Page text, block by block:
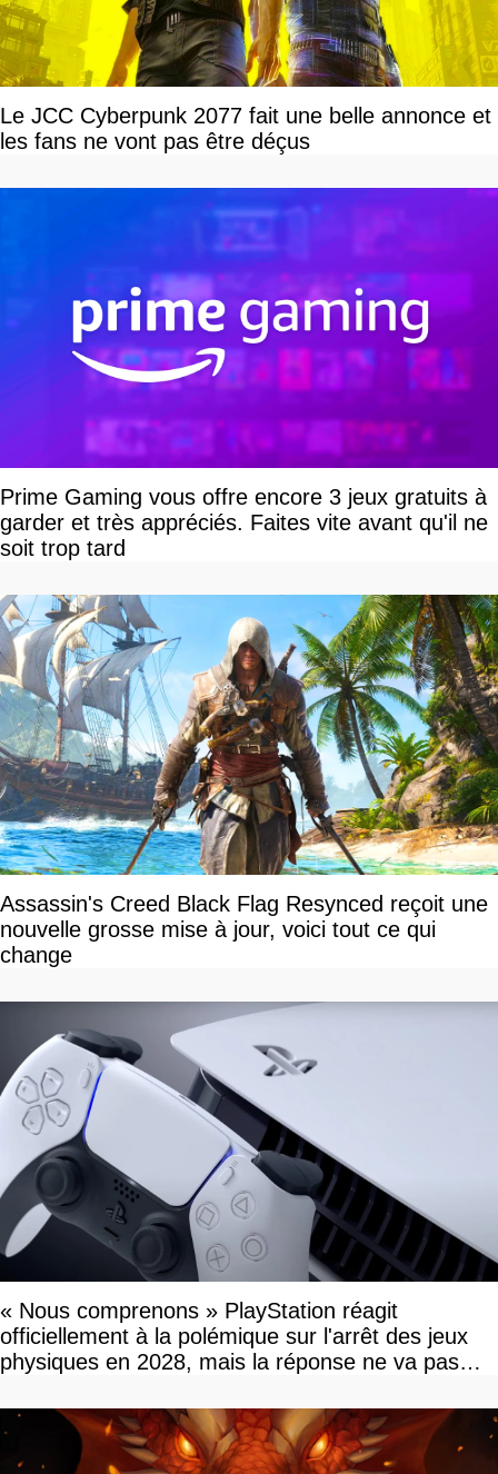
Le JCC Cyberpunk 2077 fait une belle annonce et
les fans ne vont pas être déçus
Prime Gaming vous offre encore 3 jeux gratuits à
garder et très appréciés. Faites vite avant qu'il ne
soit trop tard
Assassin's Creed Black Flag Resynced reçoit une
nouvelle grosse mise à jour, voici tout ce qui
change
« Nous comprenons » PlayStation réagit
officiellement à la polémique sur l'arrêt des jeux
physiques en 2028, mais la réponse ne va pas